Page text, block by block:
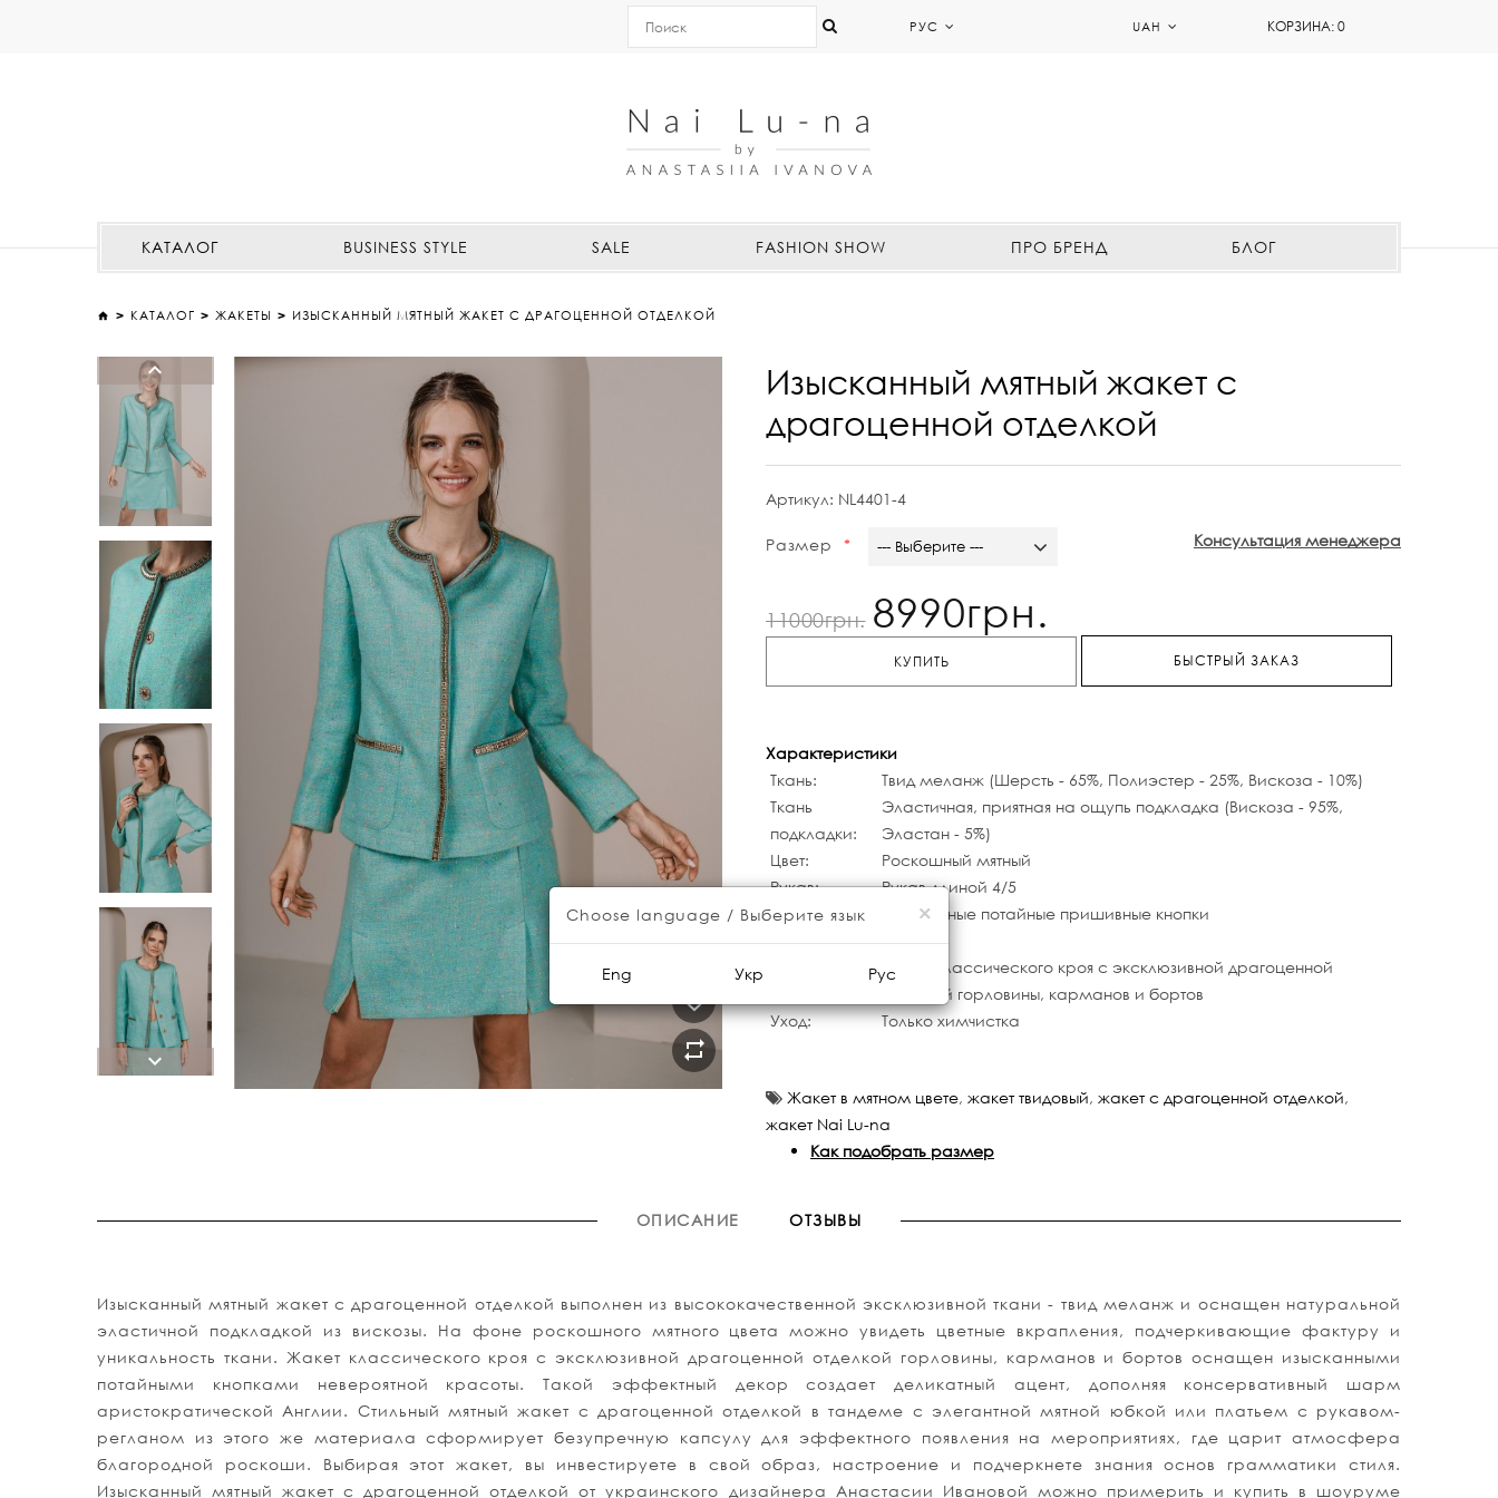
РУС UAH КОРЗИНА:0
КАТАЛОГ BUSINESS STYLE SALE FASHION SHOW ПРО БРЕНД БЛОГ
КАТАЛОГ ЖАКЕТЫ ИЗЫСКАННЫЙ МЯТНЫЙ ЖАКЕТ С ДРАГОЦЕННОЙ ОТДЕЛКОЙ
Изысканный мятный жакет с
драгоценной отделкой
Артикул: NL4401-4
Консультация менеджера
Размер --- Выберите ---
11000грн. 8990грн.
КУПИТЬ БЫСТРЫЙ ЗАКАЗ
Характеристики
Ткань:
Твид меланж (Шерсть - 65%, Полиэстер - 25%, Вискоза - 10%)
Ткань
подкладки:
Эластичная, приятная на ощупь подкладка (Вискоза - 95%,
Эластан - 5%)
Цвет:
Роскошный мятный
Рукав:
Рукав длиной 4/5
Вид
застежки:
Изысканные потайные пришивные кнопки
Особенности Жакет классического кроя с эксклюзивной драгоценной
отделкой горловины, карманов и бортов
Уход:
Только химчистка
Жакет в мятном цвете, жакет твидовый, жакет с драгоценной отделкой,
жакет Nai Lu-na
Как подобрать размер
ОПИСАНИЕ ОТЗЫВЫ
Изысканный мятный жакет с драгоценной отделкой выполнен из высококачественной эксклюзивной ткани - твид меланж и оснащен натуральной
эластичной подкладкой из вискозы. На фоне роскошного мятного цвета можно увидеть цветные вкрапления, подчеркивающие фактуру и
уникальность ткани. Жакет классического кроя с эксклюзивной драгоценной отделкой горловины, карманов и бортов оснащен изысканными
потайными кнопками невероятной красоты. Такой эффектный декор создает деликатный ацент, дополняя консервативный шарм
аристократической Англии. Стильный мятный жакет с драгоценной отделкой в тандеме с элегантной мятной юбкой или платьем с рукавом-
регланом из этого же материала сформирует безупречную капсулу для эффектного появления на мероприятиях, где царит атмосфера
благородной роскоши. Выбирая этот жакет, вы инвестируете в свой образ, настроение и подчеркнете знания основ грамматики стиля.
Изысканный мятный жакет с драгоценной отделкой от украинского дизайнера Анастасии Ивановой можно примерить и купить в шоуруме
×
Choose language / Выберите язык
Eng Укр Рус